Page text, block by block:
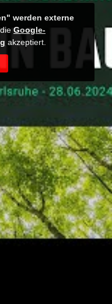
werden externe
dieGoogle-
akzeptiert.